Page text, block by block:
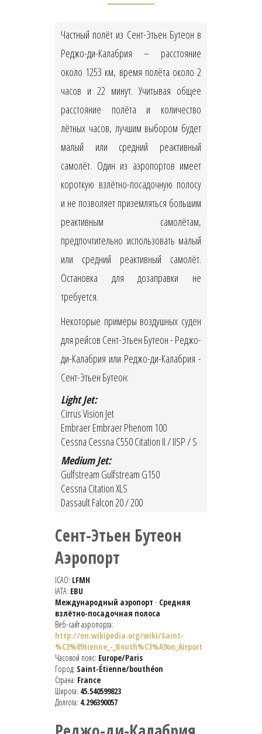
Частный полёт из Сент-Этьен Бутеон в
Реджо-ди-Калабрия – расстояние
около 1253 км, время полёта около 2
часов и 22 минут. Учитывая общее
расстояние полёта и количество
лётных часов, лучшим выбором будет
малый или средний реактивный
самолёт. Один из аэропортов имеет
короткую взлётно-посадочную полосу
и не позволяет приземляться большим
реактивным самолётам,
предпочтительно использовать малый
или средний реактивный самолёт.
Остановка для дозаправки не
требуется.
Некоторые примеры воздушных суден
для рейсов Сент-Этьен Бутеон - Реджо-
ди-Калабрия или Реджо-ди-Калабрия -
Сент-Этьен Бутеон:
Light Jet:
Cirrus Vision Jet
Embraer Embraer Phenom 100
Cessna Cessna C550 Citation II / IISP / S
Medium Jet:
Gulfstream Gulfstream G150
Cessna Citation XLS
Dassault Falcon 20 / 200
Сент-Этьен Бутеон
Аэропорт
ICAO: LFMH
IATA: EBU
Международный аэропорт - Средняя
взлётно-посадочная полоса
Веб-сайт аэропорта:
http://en.wikipedia.org/wiki/Saint-
%C3%89tienne_-_Bouth%C3%A9on_Airport
Часовой пояс: Europe/Paris
Город: Saint-Étienne/bouthéon
Страна: France
Широта: 45.540599823
Долгота: 4.296390057